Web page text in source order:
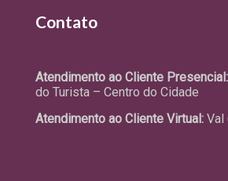
Contato
Atendimento ao Cliente Presencial:
do Turista – Centro do Cidade
Atendimento ao Cliente Virtual: Val